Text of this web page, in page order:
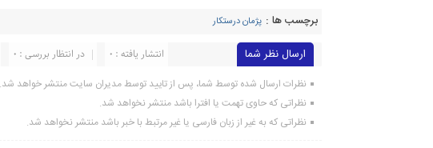
برچسب ها : پژمان درستکار
ارسال نظر شما در انتظار بررسی : 0 انتشار یافته : ۰
نظرات ارسال شده توسط شما، پس از تایید توسط مدیران سایت منتشر خواهد شد.
نظراتی که حاوی تهمت یا افترا باشد منتشر نخواهد شد.
نظراتی که به غیر از زبان فارسی یا غیر مرتبط با خبر باشد منتشر نخواهد شد.